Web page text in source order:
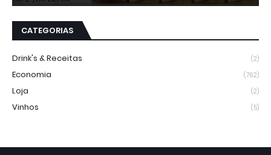
CATEGORIAS
Drink's & Receitas (2)
Economia (762)
Loja (2)
Vinhos (5)